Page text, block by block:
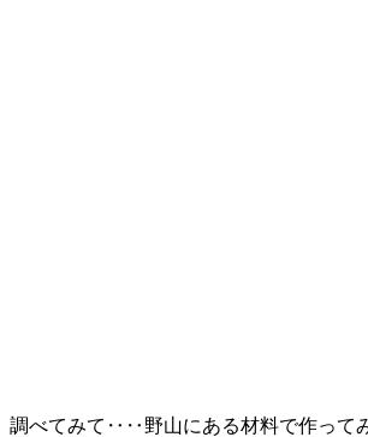
調べてみて‥‥野山にある材料で作って